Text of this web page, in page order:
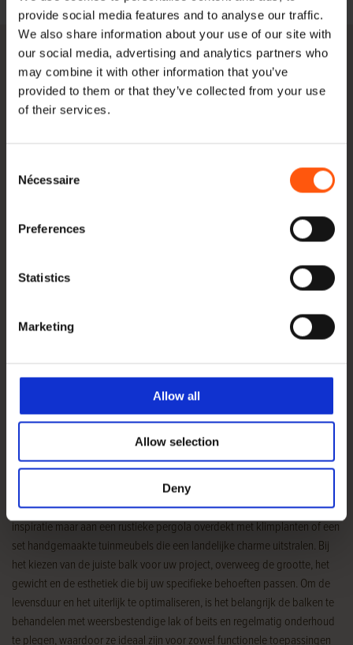
provide social media features and to analyse our traffic.
We also share information about your use of our site with
our social media, advertising and analytics partners who
may combine it with other information that you’ve
provided to them or that they’ve collected from your use
of their services.
Selection
Nécessaire
Preferences
Statistics
Marketing
Allow all
Allow selection
Deny
Onze 12,5x12,5 eiken balken voorraad
Onze collectie 12,5×12,5 cm eiken balken bevat balken van 200 tot 400
hebben wij zelfs de
grootste eiken balken voorraad van Nederland.
Dit zorgt ervoor dat u voor bijna elk project wel de juiste balk kunt vinden.
voor onzettend veel soorten en dan kunnen wij het alsnog geregeld
krijgen. De 12,5×12,5 cm eiken balk die in wat kleinere lengtes op
voorraad is kunt u dus zo bij ons ophalen of bij grotere offertes laten
bezorgen.
voor zowel structurele als decoratieve projecten, zoals stevige palen voor
pergola’s en overkappingen, evenals duurzame tuinmeubels. Deze
balken zijn niet alleen praktisch vanwege hun sterkte en levensduur, maar
voegen ook een natuurlijke elegantie toe aan elk ontwerp. Denk ter
inspiratie maar aan een rustieke pergola overdekt met klimplanten of een
set handgemaakte tuinmeubels die een landelijke charme uitstralen. Bij
het kiezen van de juiste balk voor uw project, overweeg de grootte, het
gewicht en de esthetiek die bij uw specifieke behoeften passen. Om de
levensduur en het uiterlijk te optimaliseren, is het belangrijk de balken te
behandelen met weersbestendige lak of beits en regelmatig onderhoud
te plegen, waardoor ze ideaal zijn voor zowel functionele toepassingen